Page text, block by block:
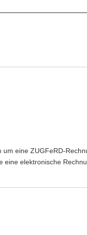
eine
eine elektronische